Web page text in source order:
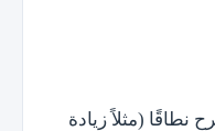
نطاقًا (مثلاً زيادة